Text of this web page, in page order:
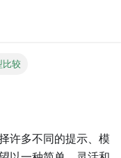
比较
许多不同的提示、模